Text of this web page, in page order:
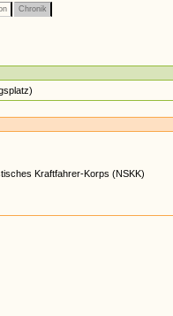
Chronik
Kraftfahrer-Korps (NSKK)